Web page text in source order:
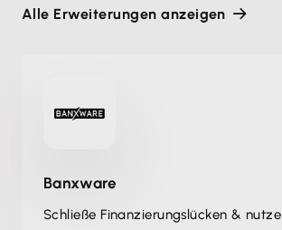
Alle Erweiterungen anzeigen
Banxware
Schließe Finanzierungslücken & nutze